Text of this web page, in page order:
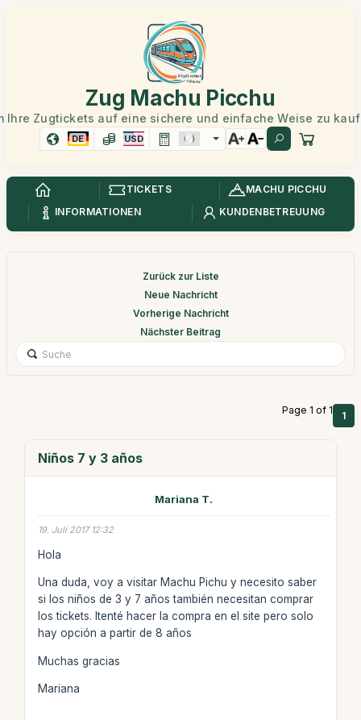
Zug Machu Picchu
Ihre Zugtickets auf eine sichere und einfache Weise zu
DE USD
TICKETS
MACHU PICCHU
INFORMATIONEN
KUNDENBETREUUNG
Zurück zur Liste
Neue Nachricht
Vorherige Nachricht
Nächster Beitrag
Page 1 of 1 1
Niños 7 y 3 años
Mariana T.
19. Juli 2017 12:32
Hola
Una duda, voy a visitar Machu Pichu y necesito saber
si los niños de 3 y 7 años también necesitan comprar
los tickets. Itenté hacer la compra en el site pero solo
hay opción a partir de 8 años
Muchas gracias
Mariana